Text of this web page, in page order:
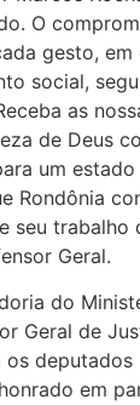
O
gesto, em
social,
as
de Deus
um
Rondônia
seu trabalho
Geral.
do
Geral de
em